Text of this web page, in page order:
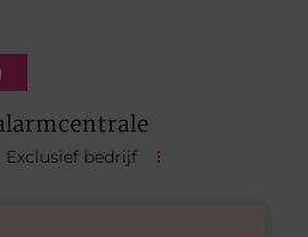
bedrijf